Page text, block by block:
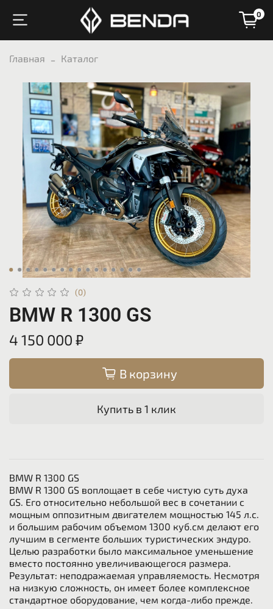
0
Главная Каталог
(0)
BMW R 1300 GS
4 150 000 ₽
В корзину
Купить в 1 клик
BMW R 1300 GS
BMW R 1300 GS воплощает в себе чистую суть духа
GS. Его относительно небольшой вес в сочетании с
мощным оппозитным двигателем мощностью 145 л.с.
и большим рабочим объемом 1300 куб.см делают его
лучшим в сегменте больших туристических эндуро.
Целью разработки было максимальное уменьшение
вместо постоянно увеличивающегося размера.
Результат: неподражаемая управляемость. Несмотря
на низкую сложность, он имеет более комплексное
стандартное оборудование, чем когда-либо прежде.